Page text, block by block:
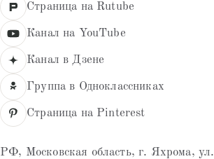
Страница на Rutube
Канал на YouTube
Канал в Дзене
Группа в Одноклассниках
Страница на Pinterest
РФ, Московская область, г. Яхрома, ул.